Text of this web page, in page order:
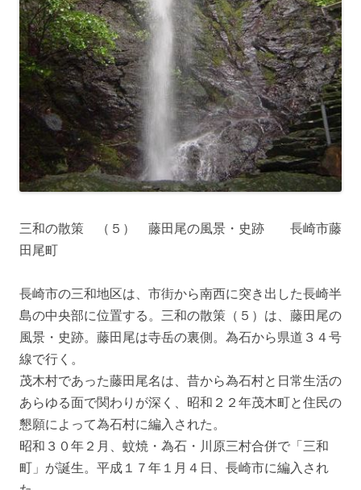
三和の散策 （５） 藤田尾の風景・史跡 長崎市藤
田尾町
長崎市の三和地区は、市街から南西に突き出した長崎半
島の中央部に位置する。三和の散策（５）は、藤田尾の
風景・史跡。藤田尾は寺岳の裏側。為石から県道３４号
線で行く。
茂木村であった藤田尾名は、昔から為石村と日常生活の
あらゆる面で関わりが深く、昭和２２年茂木町と住民の
懇願によって為石村に編入された。
昭和３０年２月、蚊焼・為石・川原三村合併で「三和
町」が誕生。平成１７年１月４日、長崎市に編入され